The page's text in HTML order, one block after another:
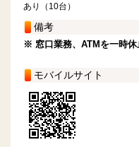
あり（10台）
備考
※ 窓口業務、ATMを一時休
モバイルサイト